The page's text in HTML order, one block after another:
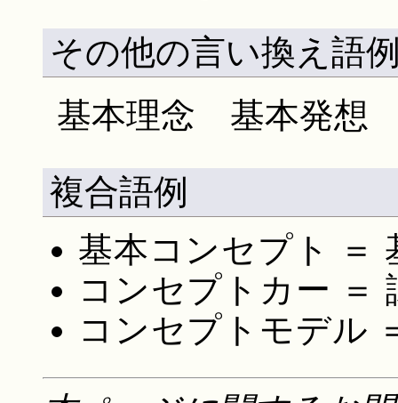
その他の言い換え語
基本理念 基本発想
複合語例
基本コンセプト ＝
コンセプトカー ＝
コンセプトモデル